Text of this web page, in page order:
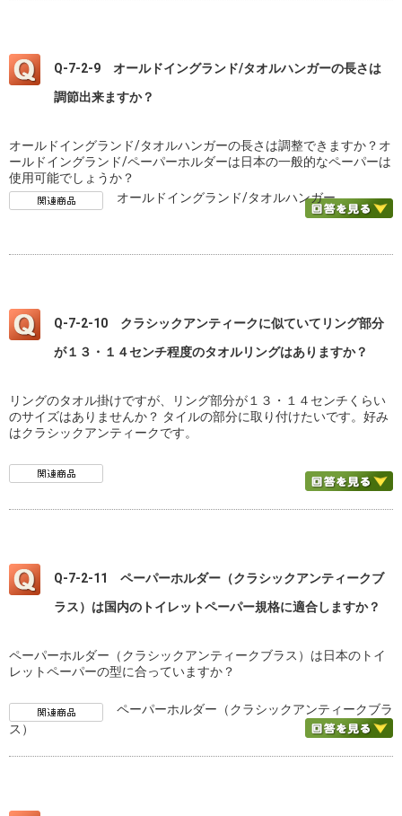
Q-7-2-9 オールドイングランド/タオルハンガーの長さは
調節出来ますか？
オールドイングランド/タオルハンガーの長さは調整できますか？オ
ールドイングランド/ペーパーホルダーは日本の一般的なペーパーは
使用可能でしょうか？
オールドイングランド/タオルハンガー
Q-7-2-10 クラシックアンティークに似ていてリング部分
が１３・１４センチ程度のタオルリングはありますか？
リングのタオル掛けですが、リング部分が１３・１４センチくらい
のサイズはありませんか？ タイルの部分に取り付けたいです。好み
はクラシックアンティークです。
Q-7-2-11 ペーパーホルダー（クラシックアンティークブ
ラス）は国内のトイレットペーパー規格に適合しますか？
ペーパーホルダー（クラシックアンティークブラス）は日本のトイ
レットペーパーの型に合っていますか？
ペーパーホルダー（クラシックアンティークブラ
ス）